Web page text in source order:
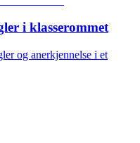
i klasserommet
og anerkjennelse i et